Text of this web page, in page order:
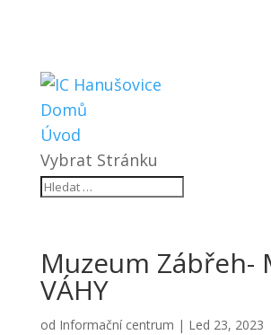
Domů
Úvod
Vybrat Stránku
Muzeum Zábřeh-
VÁHY
od Informační centrum | Led 23, 2023